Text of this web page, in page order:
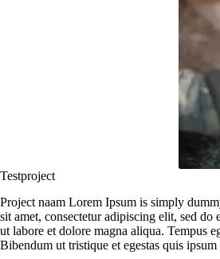
Testproject
Project naam Lorem Ipsum is simply
sit amet, consectetur adipiscing elit, sed
ut labore et dolore magna aliqua. Tempus
Bibendum ut tristique et egestas quis